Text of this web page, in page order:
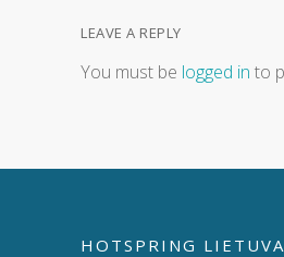
LEAVE A REPLY
You must be logged in to
HOTSPRING LIETUVA